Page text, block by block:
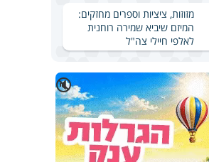
מזוזות, ציציות וספרים מחזקים:
המיזם שיביא שמירה רוחנית
לאלפי חיילי צה"ל
🔇